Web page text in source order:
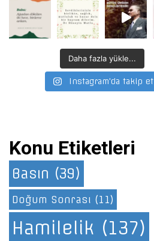
Daha fazla yükle...
Instagram'da takip et
Konu Etiketleri
Basın (39)
Doğum Sonrası (11)
Hamilelik (137)